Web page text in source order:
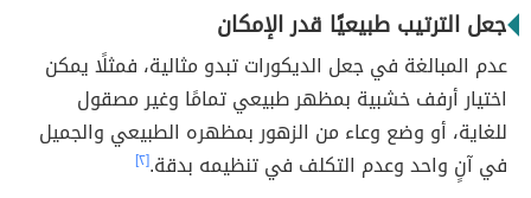
جعل الترتيب طبيعيًا قدر الإمكان
عدم المبالغة في جعل الديكورات تبدو مثالية، فمثلًا يمكن
اختيار أرفف خشبية بمظهر طبيعي تمامًا وغير مصقول
للغاية، أو وضع وعاء من الزهور بمظهره الطبيعي والجميل
في آنٍ واحد وعدم التكلف في تنظيمه بدقة.[٢]